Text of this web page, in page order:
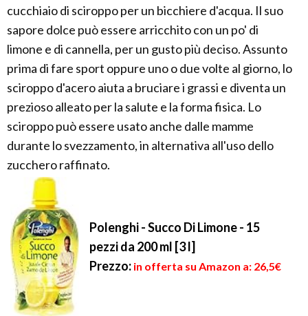
cucchiaio di sciroppo per un bicchiere d'acqua. Il suo
sapore dolce può essere arricchito con un po' di
limone e di cannella, per un gusto più deciso. Assunto
prima di fare sport oppure uno o due volte al giorno, lo
sciroppo d'acero aiuta a bruciare i grassi e diventa un
prezioso alleato per la salute e la forma fisica. Lo
sciroppo può essere usato anche dalle mamme
durante lo svezzamento, in alternativa all'uso dello
zucchero raffinato.
Polenghi - Succo Di Limone - 15
pezzi da 200 ml [3 l]
Prezzo: in offerta su Amazon a: 26,5€